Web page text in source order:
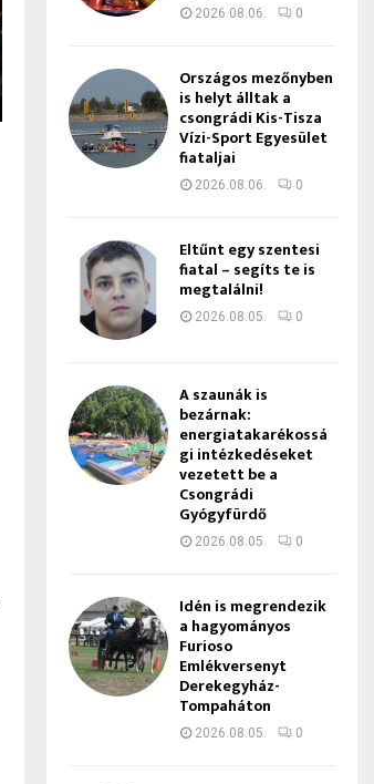
2026.08.06. 0
Országos mezőnyben
is helyt álltak a
csongrádi Kis-Tisza
Vízi-Sport Egyesület
fiataljai
2026.08.06. 0
Eltűnt egy szentesi
fiatal – segíts te is
megtalálni!
2026.08.05. 0
A szaunák is
bezárnak:
energiatakarékossá
gi intézkedéseket
vezetett be a
Csongrádi
Gyógyfürdő
2026.08.05. 0
Idén is megrendezik
a hagyományos
Furioso
Emlékversenyt
Derekegyház-
Tompaháton
2026.08.05. 0